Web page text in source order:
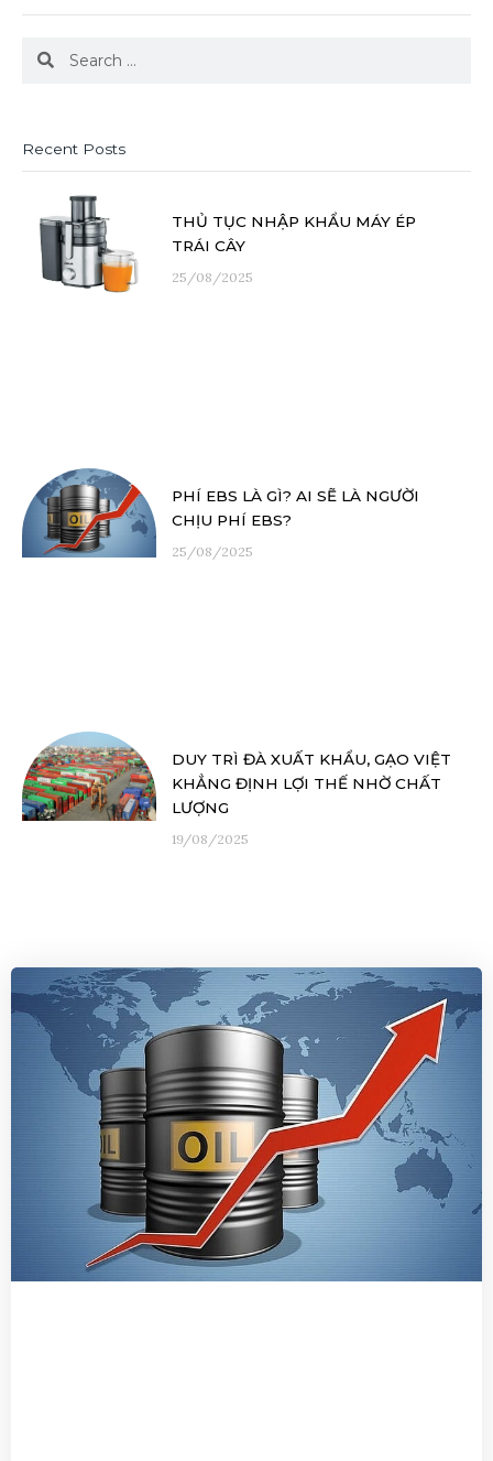
Search
Recent Posts
THỦ TỤC NHẬP KHẨU MÁY ÉP
TRÁI CÂY
25/08/2025
PHÍ EBS LÀ GÌ? AI SẼ LÀ NGƯỜI
CHỊU PHÍ EBS?
25/08/2025
DUY TRÌ ĐÀ XUẤT KHẨU, GẠO VIỆT
KHẲNG ĐỊNH LỢI THẾ NHỜ CHẤT
LƯỢNG
19/08/2025